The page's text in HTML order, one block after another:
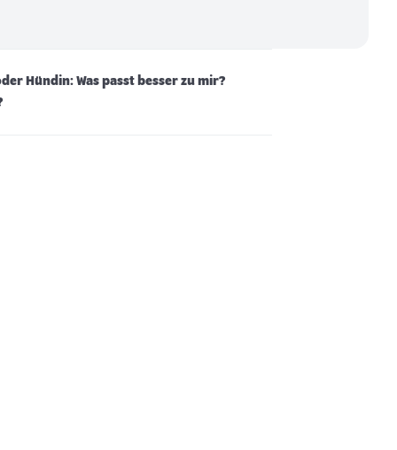
Hündin: Was passt besser zu mir?